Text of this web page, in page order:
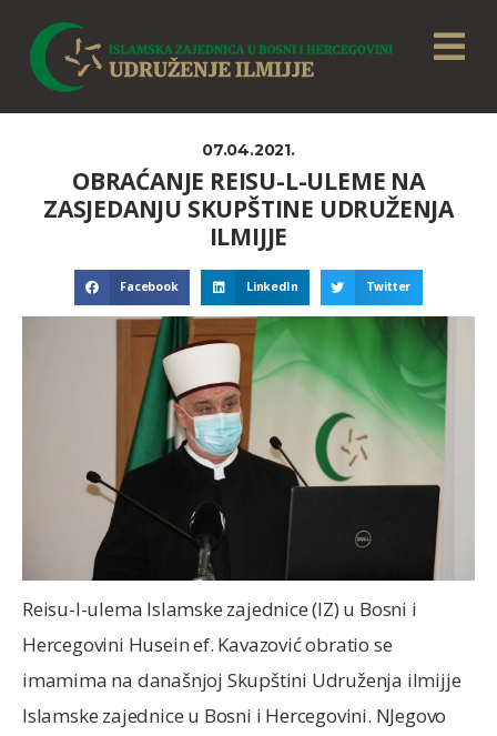
07.04.2021.
OBRAĆANJE REISU-L-ULEME NA
ZASJEDANJU SKUPŠTINE UDRUŽENJA
ILMIJJE
Facebook LinkedIn Twitter
Reisu-l-ulema Islamske zajednice (IZ) u Bosni i
Hercegovini Husein ef. Kavazović obratio se
imamima na današnjoj Skupštini Udruženja ilmijje
Islamske zajednice u Bosni i Hercegovini. NJegovo